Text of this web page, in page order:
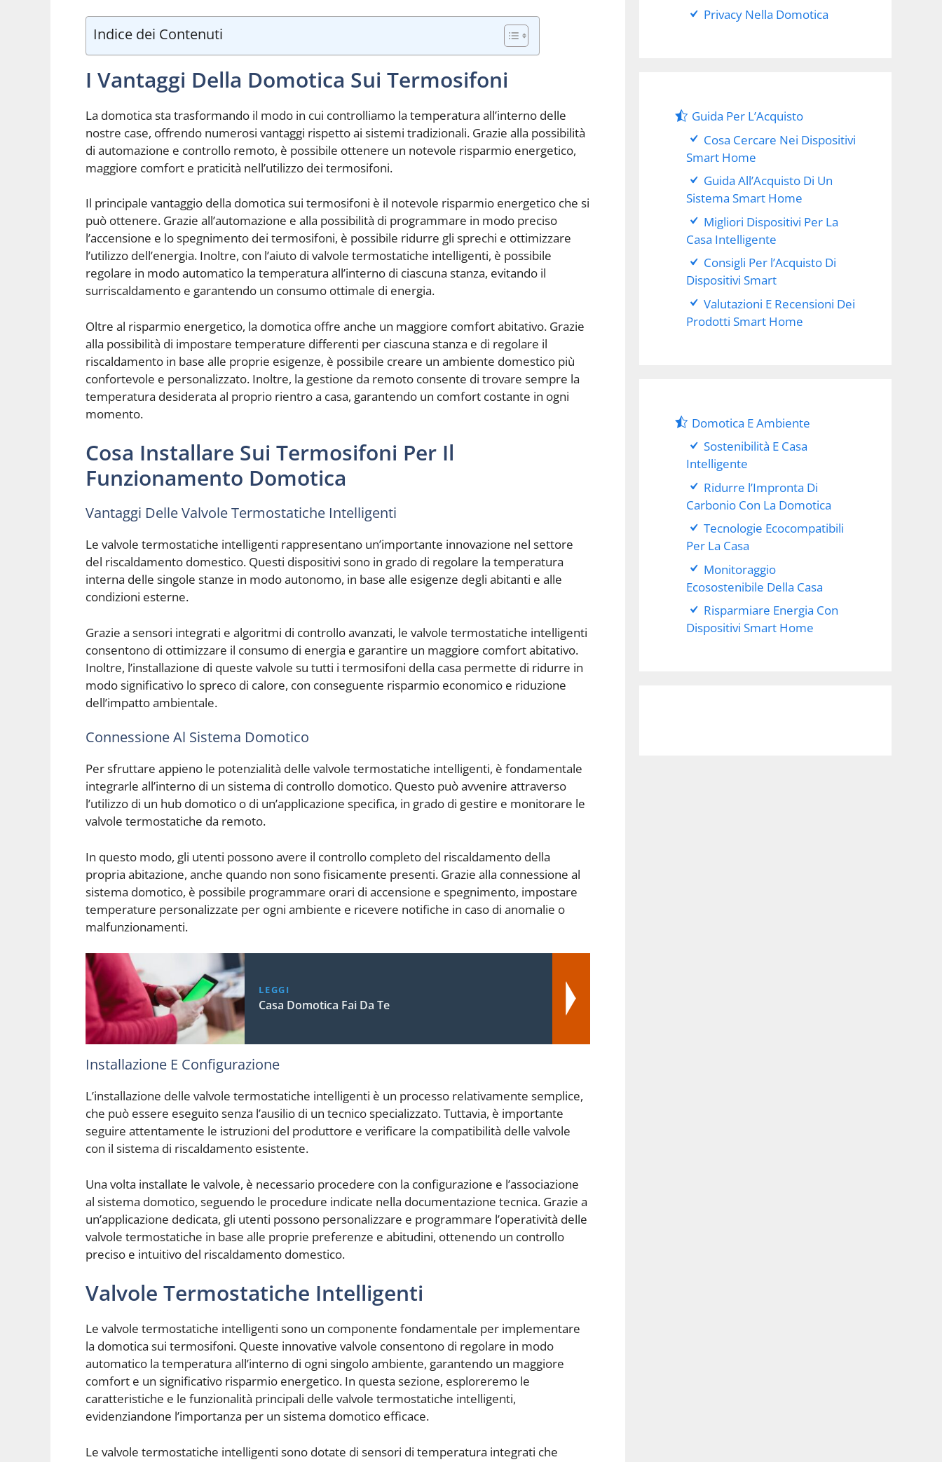
Indice dei Contenuti
I Vantaggi Della Domotica Sui Termosifoni
La domotica sta trasformando il modo in cui controlliamo la temperatura all’interno delle
nostre case, offrendo numerosi vantaggi rispetto ai sistemi tradizionali. Grazie alla possibilità
di automazione e controllo remoto, è possibile ottenere un notevole risparmio energetico,
maggiore comfort e praticità nell’utilizzo dei termosifoni.
Il principale vantaggio della domotica sui termosifoni è il notevole risparmio energetico che si
può ottenere. Grazie all’automazione e alla possibilità di programmare in modo preciso
l’accensione e lo spegnimento dei termosifoni, è possibile ridurre gli sprechi e ottimizzare
l’utilizzo dell’energia. Inoltre, con l’aiuto di valvole termostatiche intelligenti, è possibile
regolare in modo automatico la temperatura all’interno di ciascuna stanza, evitando il
surriscaldamento e garantendo un consumo ottimale di energia.
Oltre al risparmio energetico, la domotica offre anche un maggiore comfort abitativo. Grazie
alla possibilità di impostare temperature differenti per ciascuna stanza e di regolare il
riscaldamento in base alle proprie esigenze, è possibile creare un ambiente domestico più
confortevole e personalizzato. Inoltre, la gestione da remoto consente di trovare sempre la
temperatura desiderata al proprio rientro a casa, garantendo un comfort costante in ogni
momento.
Cosa Installare Sui Termosifoni Per Il
Funzionamento Domotica
Vantaggi Delle Valvole Termostatiche Intelligenti
Le valvole termostatiche intelligenti rappresentano un’importante innovazione nel settore
del riscaldamento domestico. Questi dispositivi sono in grado di regolare la temperatura
interna delle singole stanze in modo autonomo, in base alle esigenze degli abitanti e alle
condizioni esterne.
Grazie a sensori integrati e algoritmi di controllo avanzati, le valvole termostatiche intelligenti
consentono di ottimizzare il consumo di energia e garantire un maggiore comfort abitativo.
Inoltre, l’installazione di queste valvole su tutti i termosifoni della casa permette di ridurre in
modo significativo lo spreco di calore, con conseguente risparmio economico e riduzione
dell’impatto ambientale.
Connessione Al Sistema Domotico
Per sfruttare appieno le potenzialità delle valvole termostatiche intelligenti, è fondamentale
integrarle all’interno di un sistema di controllo domotico. Questo può avvenire attraverso
l’utilizzo di un hub domotico o di un’applicazione specifica, in grado di gestire e monitorare le
valvole termostatiche da remoto.
In questo modo, gli utenti possono avere il controllo completo del riscaldamento della
propria abitazione, anche quando non sono fisicamente presenti. Grazie alla connessione al
sistema domotico, è possibile programmare orari di accensione e spegnimento, impostare
temperature personalizzate per ogni ambiente e ricevere notifiche in caso di anomalie o
malfunzionamenti.
LEGGI
Casa Domotica Fai Da Te
Installazione E Configurazione
L’installazione delle valvole termostatiche intelligenti è un processo relativamente semplice,
che può essere eseguito senza l’ausilio di un tecnico specializzato. Tuttavia, è importante
seguire attentamente le istruzioni del produttore e verificare la compatibilità delle valvole
con il sistema di riscaldamento esistente.
Una volta installate le valvole, è necessario procedere con la configurazione e l’associazione
al sistema domotico, seguendo le procedure indicate nella documentazione tecnica. Grazie a
un’applicazione dedicata, gli utenti possono personalizzare e programmare l’operatività delle
valvole termostatiche in base alle proprie preferenze e abitudini, ottenendo un controllo
preciso e intuitivo del riscaldamento domestico.
Valvole Termostatiche Intelligenti
Le valvole termostatiche intelligenti sono un componente fondamentale per implementare
la domotica sui termosifoni. Queste innovative valvole consentono di regolare in modo
automatico la temperatura all’interno di ogni singolo ambiente, garantendo un maggiore
comfort e un significativo risparmio energetico. In questa sezione, esploreremo le
caratteristiche e le funzionalità principali delle valvole termostatiche intelligenti,
evidenziandone l’importanza per un sistema domotico efficace.
Le valvole termostatiche intelligenti sono dotate di sensori di temperatura integrati che
Privacy Nella Domotica
Guida Per L’Acquisto
Cosa Cercare Nei Dispositivi
Smart Home
Guida All’Acquisto Di Un
Sistema Smart Home
Migliori Dispositivi Per La
Casa Intelligente
Consigli Per l’Acquisto Di
Dispositivi Smart
Valutazioni E Recensioni Dei
Prodotti Smart Home
Domotica E Ambiente
Sostenibilità E Casa
Intelligente
Ridurre l’Impronta Di
Carbonio Con La Domotica
Tecnologie Ecocompatibili
Per La Casa
Monitoraggio
Ecosostenibile Della Casa
Risparmiare Energia Con
Dispositivi Smart Home